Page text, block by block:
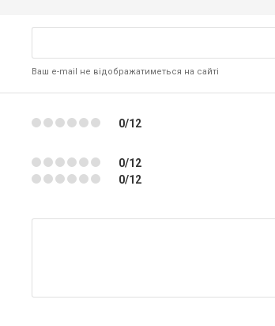
Ваш e-mail не відображатиметься на сайті
0/12
0/12
0/12